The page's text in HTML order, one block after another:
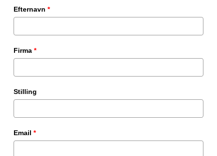
Efternavn *
Firma *
Stilling
Email *